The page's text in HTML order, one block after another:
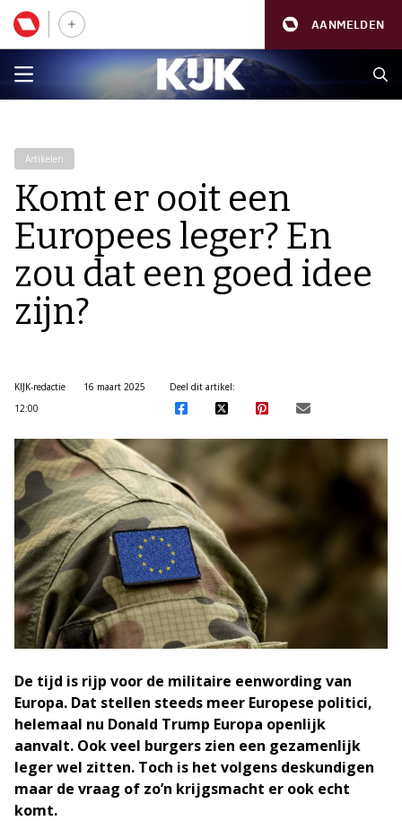
AANMELDEN
Artikelen
Komt er ooit een
Europees leger? En
zou dat een goed idee
zijn?
KIJK-redactie
16 maart 2025
12:00
Deel dit artikel:
De tijd is rijp voor de militaire eenwording van
Europa. Dat stellen steeds meer Europese politici,
helemaal nu Donald Trump Europa openlijk
aanvalt. Ook veel burgers zien een gezamenlijk
leger wel zitten. Toch is het volgens deskundigen
maar de vraag of zo’n krijgsmacht er ook echt
komt.